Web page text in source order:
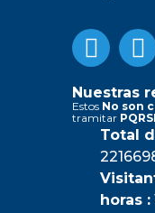
Nuestras
Estos No son
tramitar
Total
horas :